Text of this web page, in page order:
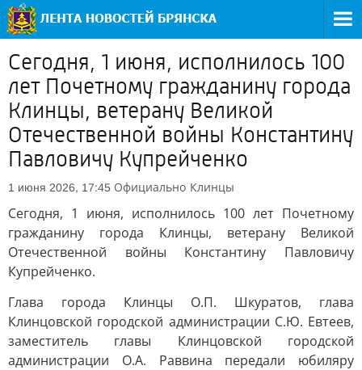
Сегодня, 1 июня, исполнилось 100
лет Почетному гражданину города
Клинцы, ветерану Великой
Отечественной войны Константину
Павловичу Купрейченко
1 июня 2026, 17:45 Официально Клинцы
Сегодня, 1 июня, исполнилось 100 лет Почетному
гражданину города Клинцы, ветерану Великой
Отечественной войны Константину Павловичу
Купрейченко.
Глава города Клинцы О.П. Шкуратов, глава
Клинцовской городской администрации С.Ю. Евтеев,
заместитель главы Клинцовской городской
администрации О.А. Раввина передали юбиляру